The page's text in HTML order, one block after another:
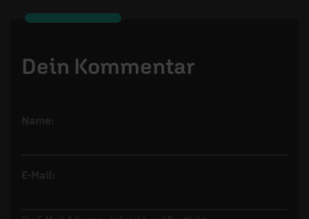
Dein Kommentar
Name:
E-Mail: